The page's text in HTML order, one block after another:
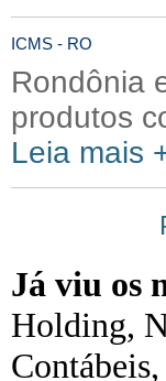
ICMS - RO
Rondônia
produtos
Leia mais
Já viu os
Holding,
Contábeis,